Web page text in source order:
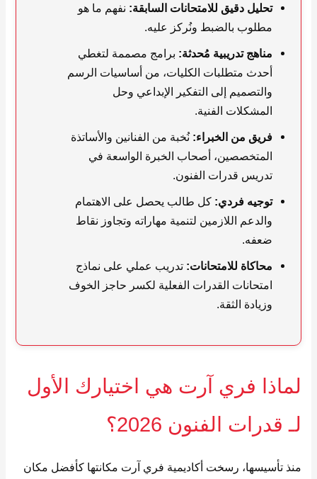
تحليل دقيق للامتحانات السابقة: نفهم ما هو
مطلوب بالضبط ونُركز عليه.
مناهج تدريبية مُحدثة: برامج مصممة لتغطي
أحدث متطلبات الكليات، من أساسيات الرسم
والتصميم إلى التفكير الإبداعي وحل
المشكلات الفنية.
فريق من الخبراء: نُخبة من الفنانين والأساتذة
المتخصصين، أصحاب الخبرة الواسعة في
تدريس قدرات الفنون.
توجيه فردي: كل طالب يحصل على الاهتمام
والدعم اللازمين لتنمية مهاراته وتجاوز نقاط
ضعفه.
محاكاة للامتحانات: تدريب عملي على نماذج
امتحانات القدرات الفعلية لكسر حاجز الخوف
وزيادة الثقة.
لماذا فري آرت هي اختيارك الأول
لـ قدرات الفنون 2026؟
منذ تأسيسها، رسخت أكاديمية فري آرت مكانتها كأفضل مكان